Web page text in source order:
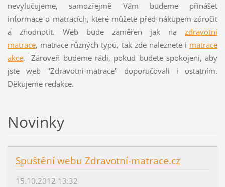
nevylučujeme, samozřejmě Vám budeme přinášet
informace o matracích, které můžete před nákupem zúročit
a zhodnotit. Web bude zaměřen jak nazdravotní
matrace, matrace různých typů, tak zde naleznete i matrace
akce. Zároveň budeme rádi, pokud budete spokojeni, aby
jste web "Zdravotni-matrace" doporučovali i ostatním.
Děkujeme redakce.
Novinky
Spuštění webu Zdravotní-matrace.cz
15.10.2012 13:32